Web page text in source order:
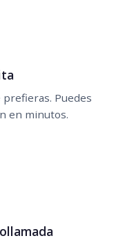
Puedes
en minutos.